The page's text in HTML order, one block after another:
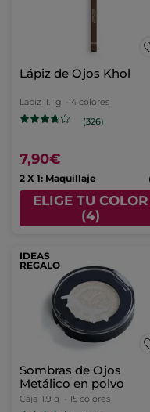
Lápiz de Ojos Khol
Lápiz 1.1 g - 4 colores
(326)
7,90€
2 X 1: Maquillaje
ELIGE TU COLOR
(4)
IDEAS
REGALO
Sombras de Ojos
Metálico en polvo
Caja 1.9 g - 15 colores